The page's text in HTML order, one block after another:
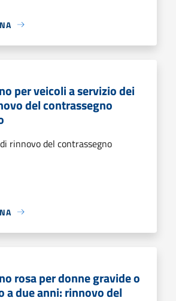
per veicoli a servizio dei
del contrassegno
rinnovo del contrassegno
rosa per donne gravide o
a due anni: rinnovo del